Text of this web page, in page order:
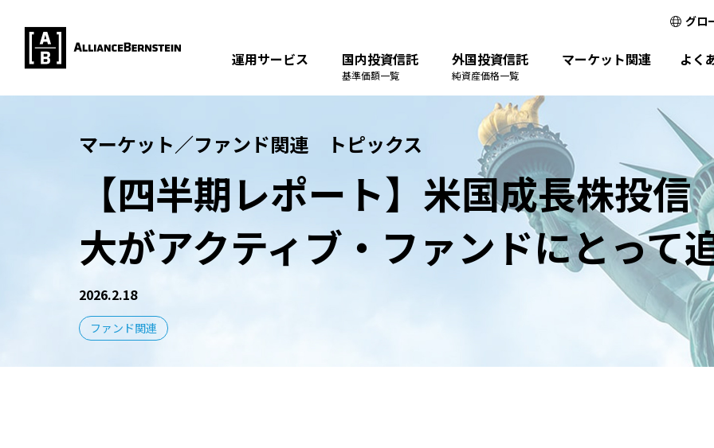
グロ
運用サービス 国内投資信託
基準価額一覧
外国投資信託
純資産価格一覧
マーケット関連 よく
マーケット／ファンド関連 トピックス
【四半期レポート】米国成長株投
大がアクティブ・ファンドにとって
2026.2.18
ファンド関連